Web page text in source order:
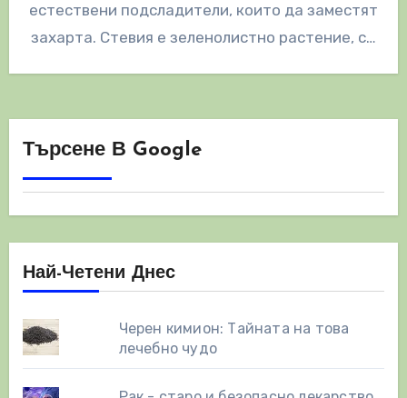
естествени подсладители, които да заместят
захарта. Стевия е зеленолистно растение, с…
Търсене В Google
Най-Четени Днес
Черен кимион: Тайната на това
лечебно чудо